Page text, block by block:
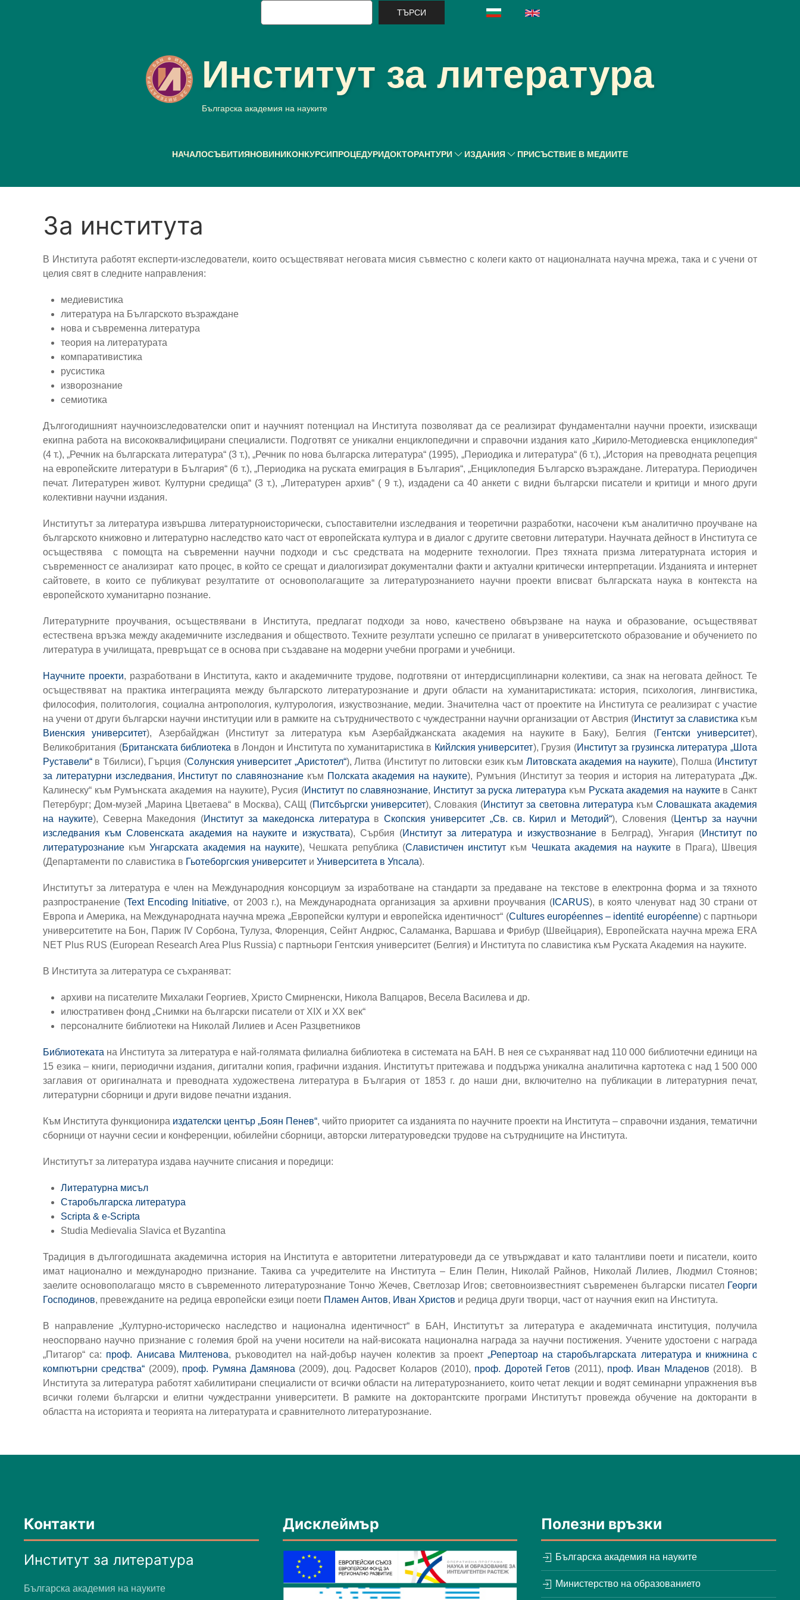
Институт за литература
Българска академия на науките
НАЧАЛОСЪБИТИЯНОВИНИКОНКУРСИПРОЦЕДУРИДОКТОРАНТУРИ ИЗДАНИЯ ПРИСЪСТВИЕ В МЕДИИТЕ
За института
В Института работят експерти-изследователи, които осъществяват неговата мисия съвместно с колеги както от националната научна мрежа, така и с учени от
целия свят в следните направления:
медиевистика
литература на Българското възраждане
нова и съвременна литература
теория на литературата
компаративистика
русистика
изворознание
семиотика
Дългогодишният научноизследователски опит и научният потенциал на Института позволяват да се реализират фундаментални научни проекти, изискващи
екипна работа на висококвалифицирани специалисти. Подготвят се уникални енциклопедични и справочни издания като „Кирило-Методиевска енциклопедия“
(4 т.), „Речник на българската литература“ (3 т.), „Речник по нова българска литература“ (1995), „Периодика и литература“ (6 т.), „История на преводната рецепция
на европейските литератури в България“ (6 т.), „Периодика на руската емиграция в България“, „Енциклопедия Българско възраждане. Литература. Периодичен
печат. Литературен живот. Културни средища“ (3 т.), „Литературен архив“ ( 9 т.), издадени са 40 анкети с видни български писатели и критици и много други
колективни научни издания.
Институтът за литература извършва литературноисторически, съпоставителни изследвания и теоретични разработки, насочени към аналитично проучване на
българското книжовно и литературно наследство като част от европейската култура и в диалог с другите световни литератури. Научната дейност в Института се
осъществява с помощта на съвременни научни подходи и със средствата на модерните технологии. През тяхната призма литературната история и
съвременност се анализират като процес, в който се срещат и диалогизират документални факти и актуални критически интерпретации. Изданията и интернет
сайтовете, в които се публикуват резултатите от основополагащите за литературознанието научни проекти вписват българската наука в контекста на
европейското хуманитарно познание.
Литературните проучвания, осъществявани в Института, предлагат подходи за ново, качествено обвързване на наука и образование, осъществяват
естествена връзка между академичните изследвания и обществото. Техните резултати успешно се прилагат в университетското образование и обучението по
литература в училищата, превръщат се в основа при създаване на модерни учебни програми и учебници.
Научните проекти, разработвани в Института, както и академичните трудове, подготвяни от интердисциплинарни колективи, са знак на неговата дейност. Те
осъществяват на практика интеграцията между българското литературознание и други области на хуманитаристиката: история, психология, лингвистика,
философия, политология, социална антропология, културология, изкуствознание, медии. Значителна част от проектите на Института се реализират с участие
на учени от други български научни институции или в рамките на сътрудничеството с чуждестранни научни организации от Австрия (Институт за славистика към
Виенския университет), Азербайджан (Институт за литература към Азербайджанската академия на науките в Баку), Белгия (Гентски университет),
Великобритания (Британската библиотека в Лондон и Института по хуманитаристика в Кийлския университет), Грузия (Институт за грузинска литература „Шота
Руставели“ в Тбилиси), Гърция (Солунския университет „Аристотел“), Литва (Институт по литовски език към Литовската академия на науките), Полша (Институт
за литературни изследвания, Институт по славянознаниекъм Полската академия на науките), Румъния (Институт за теория и история на литературата „Дж.
Калинеску“ към Румънската академия на науките), Русия (Институт по славянознание, Институт за руска литература към Руската академия на наукитев Санкт
Петербург; Дом-музей „Марина Цветаева“ в Москва), САЩ (Питсбъргски университет), Словакия (Институт за световна литература към Словашката академия
на науките), Северна Македония (Институт за македонска литература вСкопския университет „Св. св. Кирил и Методий“), Словения (Център за научни
изследвания към Словенската академия на науките и изкуствата), Сърбия (Институт за литература и изкуствознаниев Белград), Унгария (Институт по
литературознание къмУнгарската академия на науките), Чешката република (Славистичен институт към Чешката академия на науките в Прага), Швеция
(Департаменти по славистика в Гьотеборгския университет и Университета в Упсала).
Институтът за литература е член на Международния консорциум за изработване на стандарти за предаване на текстове в електронна форма и за тяхното
разпространение (Text Encoding Initiative, от 2003 г.), на Международната организация за архивни проучвания (ICARUS), в която членуват над 30 страни от
Европа и Америка, на Международната научна мрежа „Европейски култури и европейска идентичност“ (Cultures européennes – identité européenne) с партньори
университетите на Бон, Париж IV Сорбона, Тулуза, Флоренция, Сейнт Андрюс, Саламанка, Варшава и Фрибур (Швейцария), Европейската научна мрежа ERA
NET Plus RUS (European Research Area Plus Russia) с партньори Гентския университет (Белгия) и Института по славистика към Руската Академия на науките.
В Института за литература се съхраняват:
архиви на писателите Михалаки Георгиев, Христо Смирненски, Никола Вапцаров, Весела Василева и др.
илюстративен фонд „Снимки на български писатели от ХІХ и ХХ век“
персоналните библиотеки на Николай Лилиев и Асен Разцветников
Библиотеката на Института за литература е най-голямата филиална библиотека в системата на БАН. В нея се съхраняват над 110 000 библиотечни единици на
15 езика – книги, периодични издания, дигитални копия, графични издания. Институтът притежава и поддържа уникална аналитична картотека с над 1 500 000
заглавия от оригиналната и преводната художествена литература в България от 1853 г. до наши дни, включително на публикации в литературния печат,
литературни сборници и други видове печатни издания.
Към Института функционира издателски център „Боян Пенев“, чийто приоритет са изданията по научните проекти на Института – справочни издания, тематични
сборници от научни сесии и конференции, юбилейни сборници, авторски литературоведски трудове на сътрудниците на Института.
Институтът за литература издава научните списания и поредици:
Литературна мисъл
Старобългарска литература
Scripta & e-Scripta
Studia Medievalia Slavica et Byzantina
Традиция в дългогодишната академична история на Института е авторитетни литературоведи да се утвърждават и като талантливи поети и писатели, които
имат национално и международно признание. Такива са учредителите на Института – Елин Пелин, Николай Райнов, Николай Лилиев, Людмил Стоянов;
заелите основополагащо място в съвременното литературознание Тончо Жечев, Светлозар Игов; световноизвестният съвременен български писателГеорги
Господинов, превежданите на редица европейски езици поети Пламен Антов, Иван Христов и редица други творци, част от научния екип на Института.
В направление „Културно-историческо наследство и национална идентичност“ в БАН, Институтът за литература е академичната институция, получила
неоспорвано научно признание с големия брой на учени носители на най-високата национална награда за научни постижения. Учените удостоени с награда
„Питагор“ са: проф. Анисава Милтенова, ръководител на най-добър научен колектив за проект„Репертоар на старобългарската литература и книжнина с
компютърни средства“ (2009), проф. Румяна Дамянова (2009), доц. Радосвет Коларов (2010), проф. Доротей Гетов (2011), проф. Иван Младенов (2018). В
Института за литература работят хабилитирани специалисти от всички области на литературознанието, които четат лекции и водят семинарни упражнения във
всички големи български и елитни чуждестранни университети. В рамките на докторантските програми Институтът провежда обучение на докторанти в
областта на историята и теорията на литературата и сравнителното литературознание.
Контакти
Институт за литература
Българска академия на науките
Дисклеймър Полезни връзки
Българска академия на науките
Министерство на образованието